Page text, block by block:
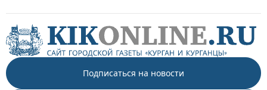
Подписаться на новости